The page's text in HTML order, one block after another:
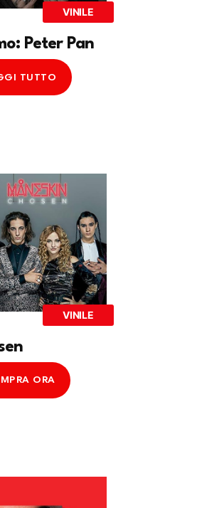
VINILE
Peter Pan
TUTTO
VINILE
ORA